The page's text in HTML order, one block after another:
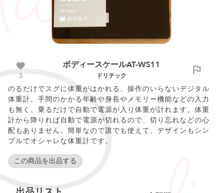
3
ボディースケールAT-WS11
ドリテック
のるだけでスグに体重がはかれる、操作のいらないデジタル
体重計。手間のかかる年齢や身長やメモリー機能などの入力
も無く、乗るだけで自動で電源が入り体重が計れます。体重
計から降りれば自動で電源が切れるので、切り忘れなどの心
配もありません。簡単なので誰でも使えて、デザインもシン
プルでオシャレな体重計です。
この商品を出品する